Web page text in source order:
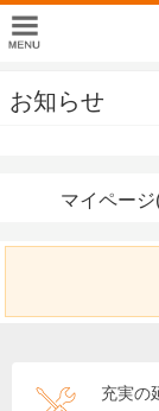
お知らせ
マイペー
充実の